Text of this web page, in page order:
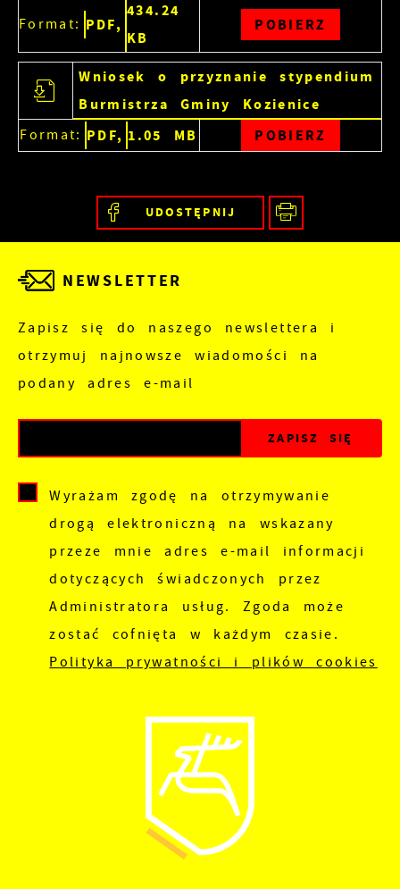
Format: PDF,
434.24
KB
POBIERZ
Wniosek o przyznanie stypendium
Burmistrza Gminy Kozienice
Format: PDF, 1.05 MB POBIERZ
UDOSTĘPNIJ
NEWSLETTER
Zapisz się do naszego newslettera i
otrzymuj najnowsze wiadomości na
podany adres e-mail
Wyrażam zgodę na otrzymywanie
drogą elektroniczną na wskazany
przeze mnie adres e-mail informacji
dotyczących świadczonych przez
Administratora usług. Zgoda może
zostać cofnięta w każdym czasie.
Polityka prywatności i plików cookies